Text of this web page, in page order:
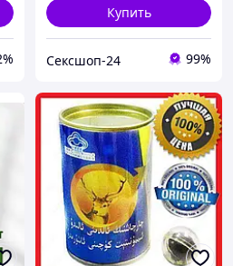
Купить
Сексшоп-24 99%